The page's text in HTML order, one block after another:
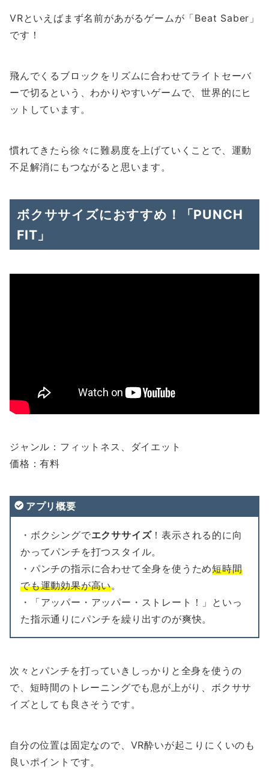
VRといえばまず名前があがるゲームが「Beat Saber」
です！
飛んでくるブロックをリズムに合わせてライトセーバ
ーで切るという、わかりやすいゲームで、世界的にヒ
ットしています。
慣れてきたら徐々に難易度を上げていくことで、運動
不足解消にもつながると思います。
ボクササイズにおすすめ！「PUNCH
FIT」
ジャンル：フィットネス、ダイエット
価格：有料
アプリ概要
・ボクシングでエクササイズ！表示される的に向
かってパンチを打つスタイル。
・パンチの指示に合わせて全身を使うため短時間
でも運動効果が高い。
・「アッパー・アッパー・ストレート！」といっ
た指示通りにパンチを繰り出すのが爽快。
次々とパンチを打っていきしっかりと全身を使うの
で、短時間のトレーニングでも息が上がり、ボクササ
イズとしても良さそうです。
自分の位置は固定なので、VR酔いが起こりにくいのも
良いポイントです。